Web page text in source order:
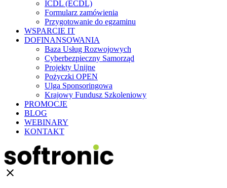
ICDL (ECDL)
Formularz zamówienia
Przygotowanie do egzaminu
WSPARCIE IT
DOFINANSOWANIA
Baza Usług Rozwojowych
Cyberbezpieczny Samorząd
Projekty Unijne
Pożyczki OPEN
Ulga Sponsoringowa
Krajowy Fundusz Szkoleniowy
PROMOCJE
BLOG
WEBINARY
KONTAKT
clear